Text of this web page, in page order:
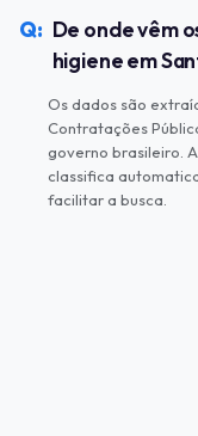
De onde vêm
higiene em
Os dados são
Contratações
governo brasileiro.
classifica
facilitar a busca.